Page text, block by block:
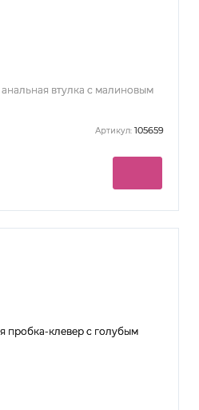
втулка с малиновым
Артикул: 105659